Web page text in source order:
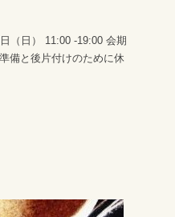
（日） 11:00 -19:00 会期
備と後片付けのために休